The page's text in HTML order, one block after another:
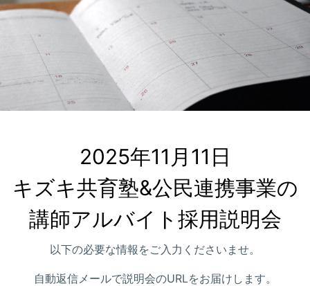
2025年11月11日
キズキ共育塾&公民連携事業の
講師アルバイト採用説明会
以下の必要な情報をご入力くださいませ。
自動返信メールで説明会のURLをお届けします。